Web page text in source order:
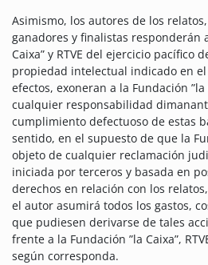
Asimismo, los autores de los
ganadores y finalistas responderán
Caixa” y RTVE del ejercicio pacífico
propiedad intelectual indicado en
efectos, exoneran a la Fundación ”la
cualquier responsabilidad
cumplimiento defectuoso de estas
sentido, en el supuesto de que la
objeto de cualquier reclamación
iniciada por terceros y basada en
derechos en relación con los
el autor asumirá todos los gastos,
que pudiesen derivarse de tales
frente a la Fundación ”la Caixa”,
según corresponda.